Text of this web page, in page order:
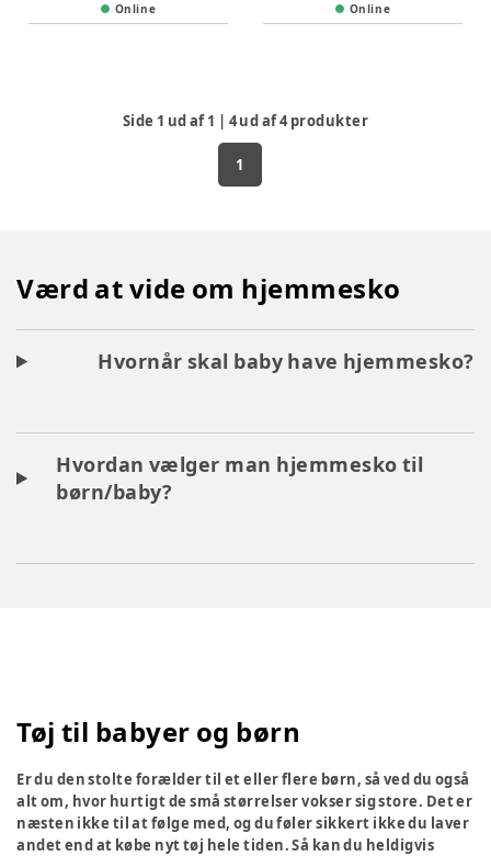
Online Online
Side 1 ud af1 | 4ud af4produkter
1
Værd at vide om hjemmesko
Hvornår skal baby have hjemmesko?
Hvordan vælger man hjemmesko til
børn/baby?
Tøj til babyer og børn
Er du den stolte forælder til et eller flere børn, så ved du også
alt om, hvor hurtigt de små størrelser vokser sig store. Det er
næsten ikke til at følge med, og du føler sikkert ikke du laver
andet end at købe nyt tøj hele tiden. Så kan du heldigvis